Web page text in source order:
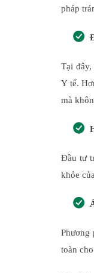
pháp
Tại đây,
Y tế.
mà
Đầu tư
khỏe
Phương
toàn